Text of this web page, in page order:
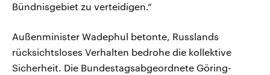
Bündnisgebiet zu verteidigen.“
Außenminister Wadephul betonte, Russlands
rücksichtsloses Verhalten bedrohe die kollektive
Sicherheit. Die Bundestagsabgeordnete Göring-